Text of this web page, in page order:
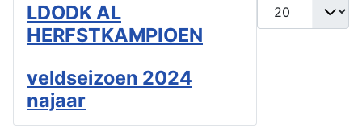
Toon #
LDODK AL
HERFSTKAMPIOEN
veldseizoen 2024
najaar